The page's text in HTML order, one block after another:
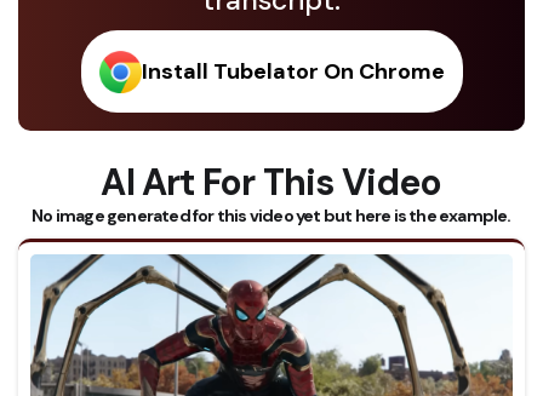
Install Tubelator On Chrome
AI Art For This Video
No image generated for this video yet but here is the example.